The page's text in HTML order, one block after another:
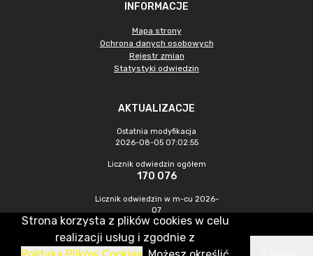
INFORMACJE
Mapa strony
Ochrona danych osobowych
Rejestr zmian
Statystyki odwiedzin
AKTUALIZACJE
Ostatnia modyfikacja
2026-08-05 07:02:55
Licznik odwiedzin ogółem
170 076
Licznik odwiedzin w m-cu 2026-
07
304
CMS & Hosting: Nefeni Sp. z o.o.
Strona korzysta z plików cookies w celu
realizacji usług i zgodnie z